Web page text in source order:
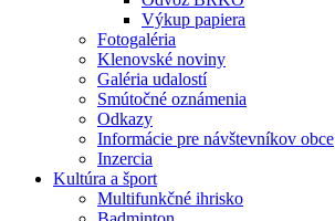
Výkup papiera
Fotogaléria
Klenovské noviny
Galéria udalostí
Smútočné oznámenia
Odkazy
Informácie pre návštevníkov obce
Inzercia
Kultúra a šport
Multifunkčné ihrisko